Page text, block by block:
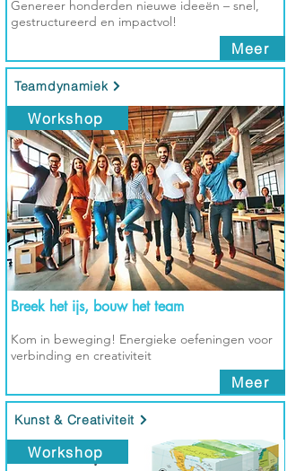
Genereer honderden nieuwe ideeën – snel,
gestructureerd en impactvol!
Meer
Teamdynamiek
Workshop
Breek het ijs, bouw het team
Kom in beweging! Energieke oefeningen voor
verbinding en creativiteit
Meer
Kunst & Creativiteit
Workshop